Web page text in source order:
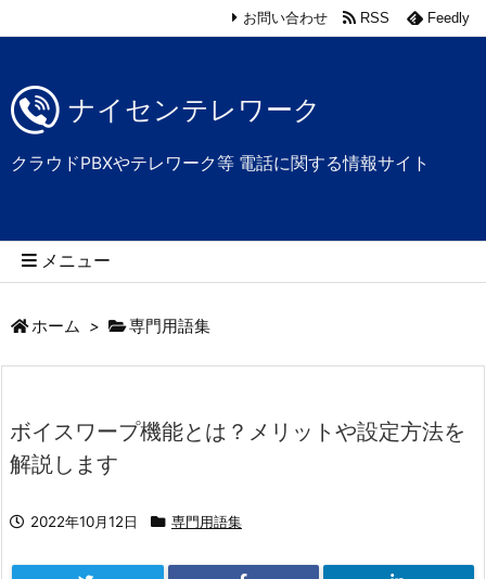
ナイセンテレワーク
クラウドPBXやテレワーク等 電話に関する情報サイト
メニュー
お問い合わせ RSS Feedly
ホーム > 専門用語集
ボイスワープ機能とは？メリットや設定方法を
解説します
2022年10月12日 専門用語集